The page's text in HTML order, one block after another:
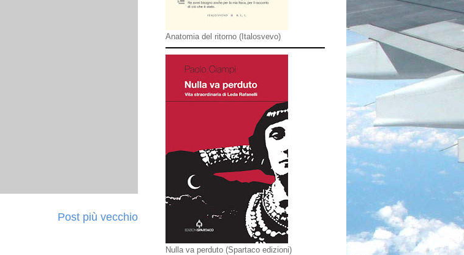
Post più vecchio
Anatomia del ritorno (Italosvevo)
Nulla va perduto (Spartaco edizioni)